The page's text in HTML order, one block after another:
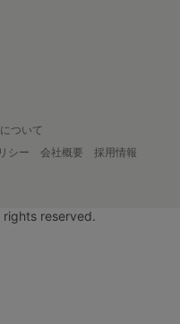
ついて
シー 会社概要
採用情報
reserved.